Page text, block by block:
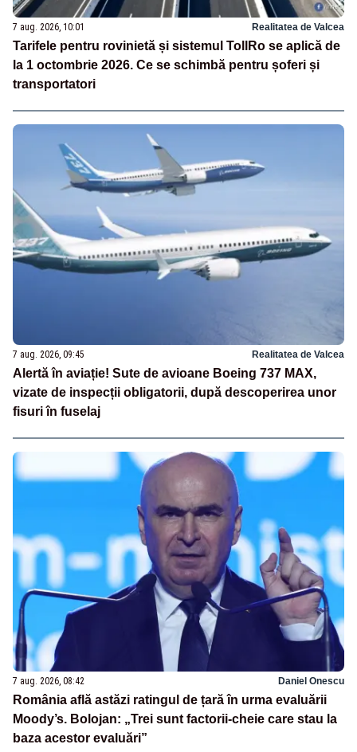
7 aug. 2026, 10:01 Realitatea de Valcea
Tarifele pentru rovinietă și sistemul TollRo se aplică de
la 1 octombrie 2026. Ce se schimbă pentru șoferi și
transportatori
7 aug. 2026, 09:45 Realitatea de Valcea
Alertă în aviație! Sute de avioane Boeing 737 MAX,
vizate de inspecții obligatorii, după descoperirea unor
fisuri în fuselaj
7 aug. 2026, 08:42 Daniel Onescu
România află astăzi ratingul de țară în urma evaluării
Moody’s. Bolojan: „Trei sunt factorii-cheie care stau la
baza acestor evaluări”